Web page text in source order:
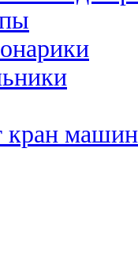
кран